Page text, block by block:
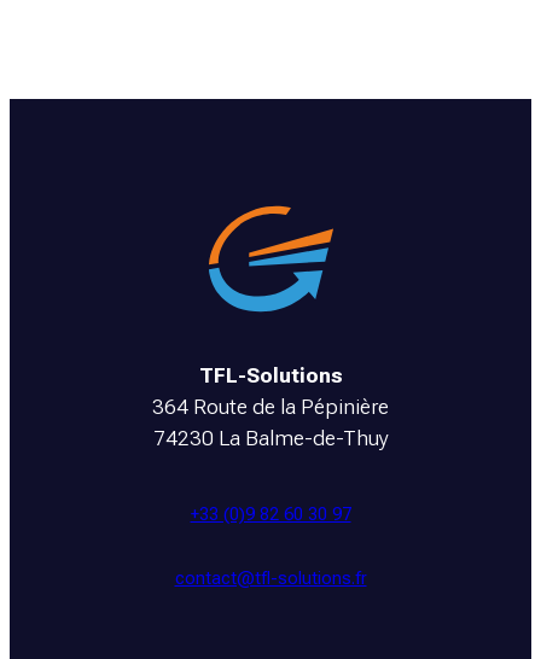
TFL-Solutions
364 Route de la Pépinière
74230 La Balme-de-Thuy
+33 (0)9 82 60 30 97
contact@tfl-solutions.fr